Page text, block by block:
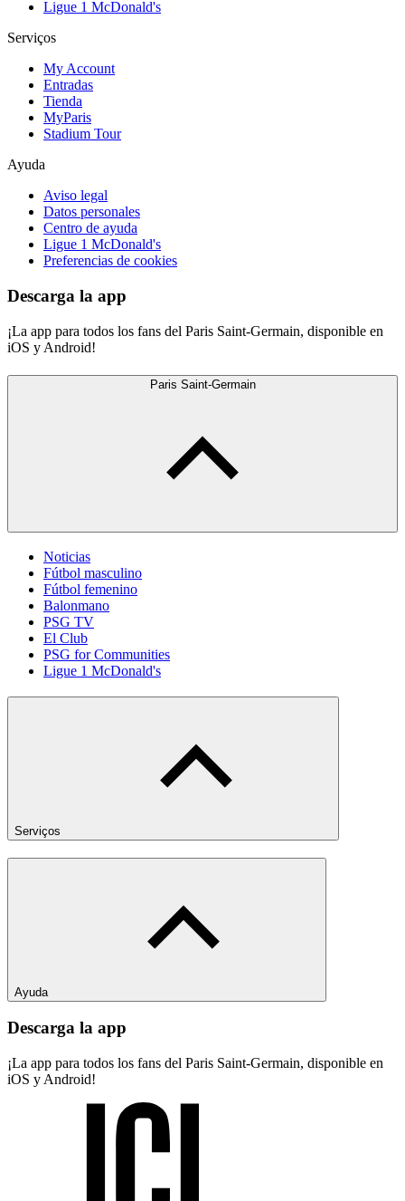
Ligue 1 McDonald's
Serviços
My Account
Entradas
Tienda
MyParis
Stadium Tour
Ayuda
Aviso legal
Datos personales
Centro de ayuda
Ligue 1 McDonald's
Preferencias de cookies
Descarga la app
¡La app para todos los fans del Paris Saint-Germain, disponible en
iOS y Android!
Paris Saint-Germain
Noticias
Fútbol masculino
Fútbol femenino
Balonmano
PSG TV
El Club
PSG for Communities
Ligue 1 McDonald's
Serviços
Ayuda
Descarga la app
¡La app para todos los fans del Paris Saint-Germain, disponible en
iOS y Android!